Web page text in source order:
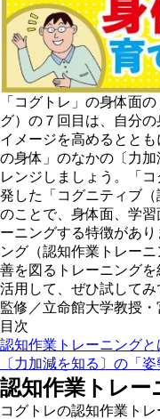
「コグトレ」の身体面
グ）の７回目は、自分
イメージを高めるとと
の身体」のなかの〔力
レンジしましょう。「
発した「コグニティブ
のことで、身体面、学
ーニングする特徴があ
ング（認知作業トレー
善を図るトレーニング
活用して、ぜひ試してみ
監修／立命館大学教授
目次
認知作業トレーニングと
〔力加減を知る〕の「
認知作業トレー
コグトレの認知作業ト